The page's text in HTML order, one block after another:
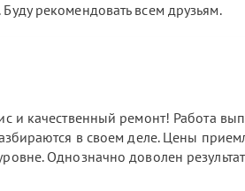
рекомендовать всем друзьям.
и качественный ремонт! Работа
в своем деле. Цены
Однозначно доволен